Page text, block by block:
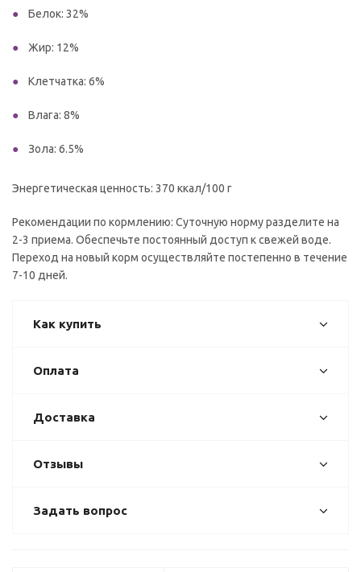
Белок: 32%
Жир: 12%
Клетчатка: 6%
Влага: 8%
Зола: 6.5%
Энергетическая ценность: 370 ккал/100 г
Рекомендации по кормлению: Суточную норму разделите на
2-3 приема. Обеспечьте постоянный доступ к свежей воде.
Переход на новый корм осуществляйте постепенно в течение
7-10 дней.
Как купить
Оплата
Доставка
Отзывы
Задать вопрос